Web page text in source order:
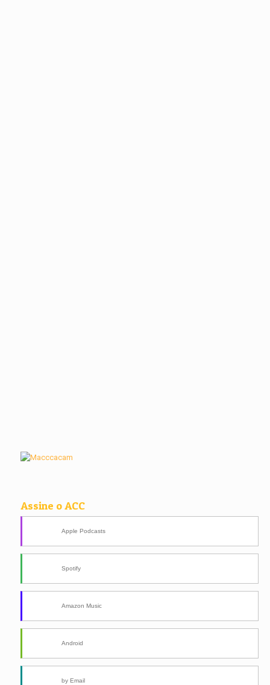
Assine o ACC
Apple Podcasts
Spotify
Amazon Music
Android
by Email